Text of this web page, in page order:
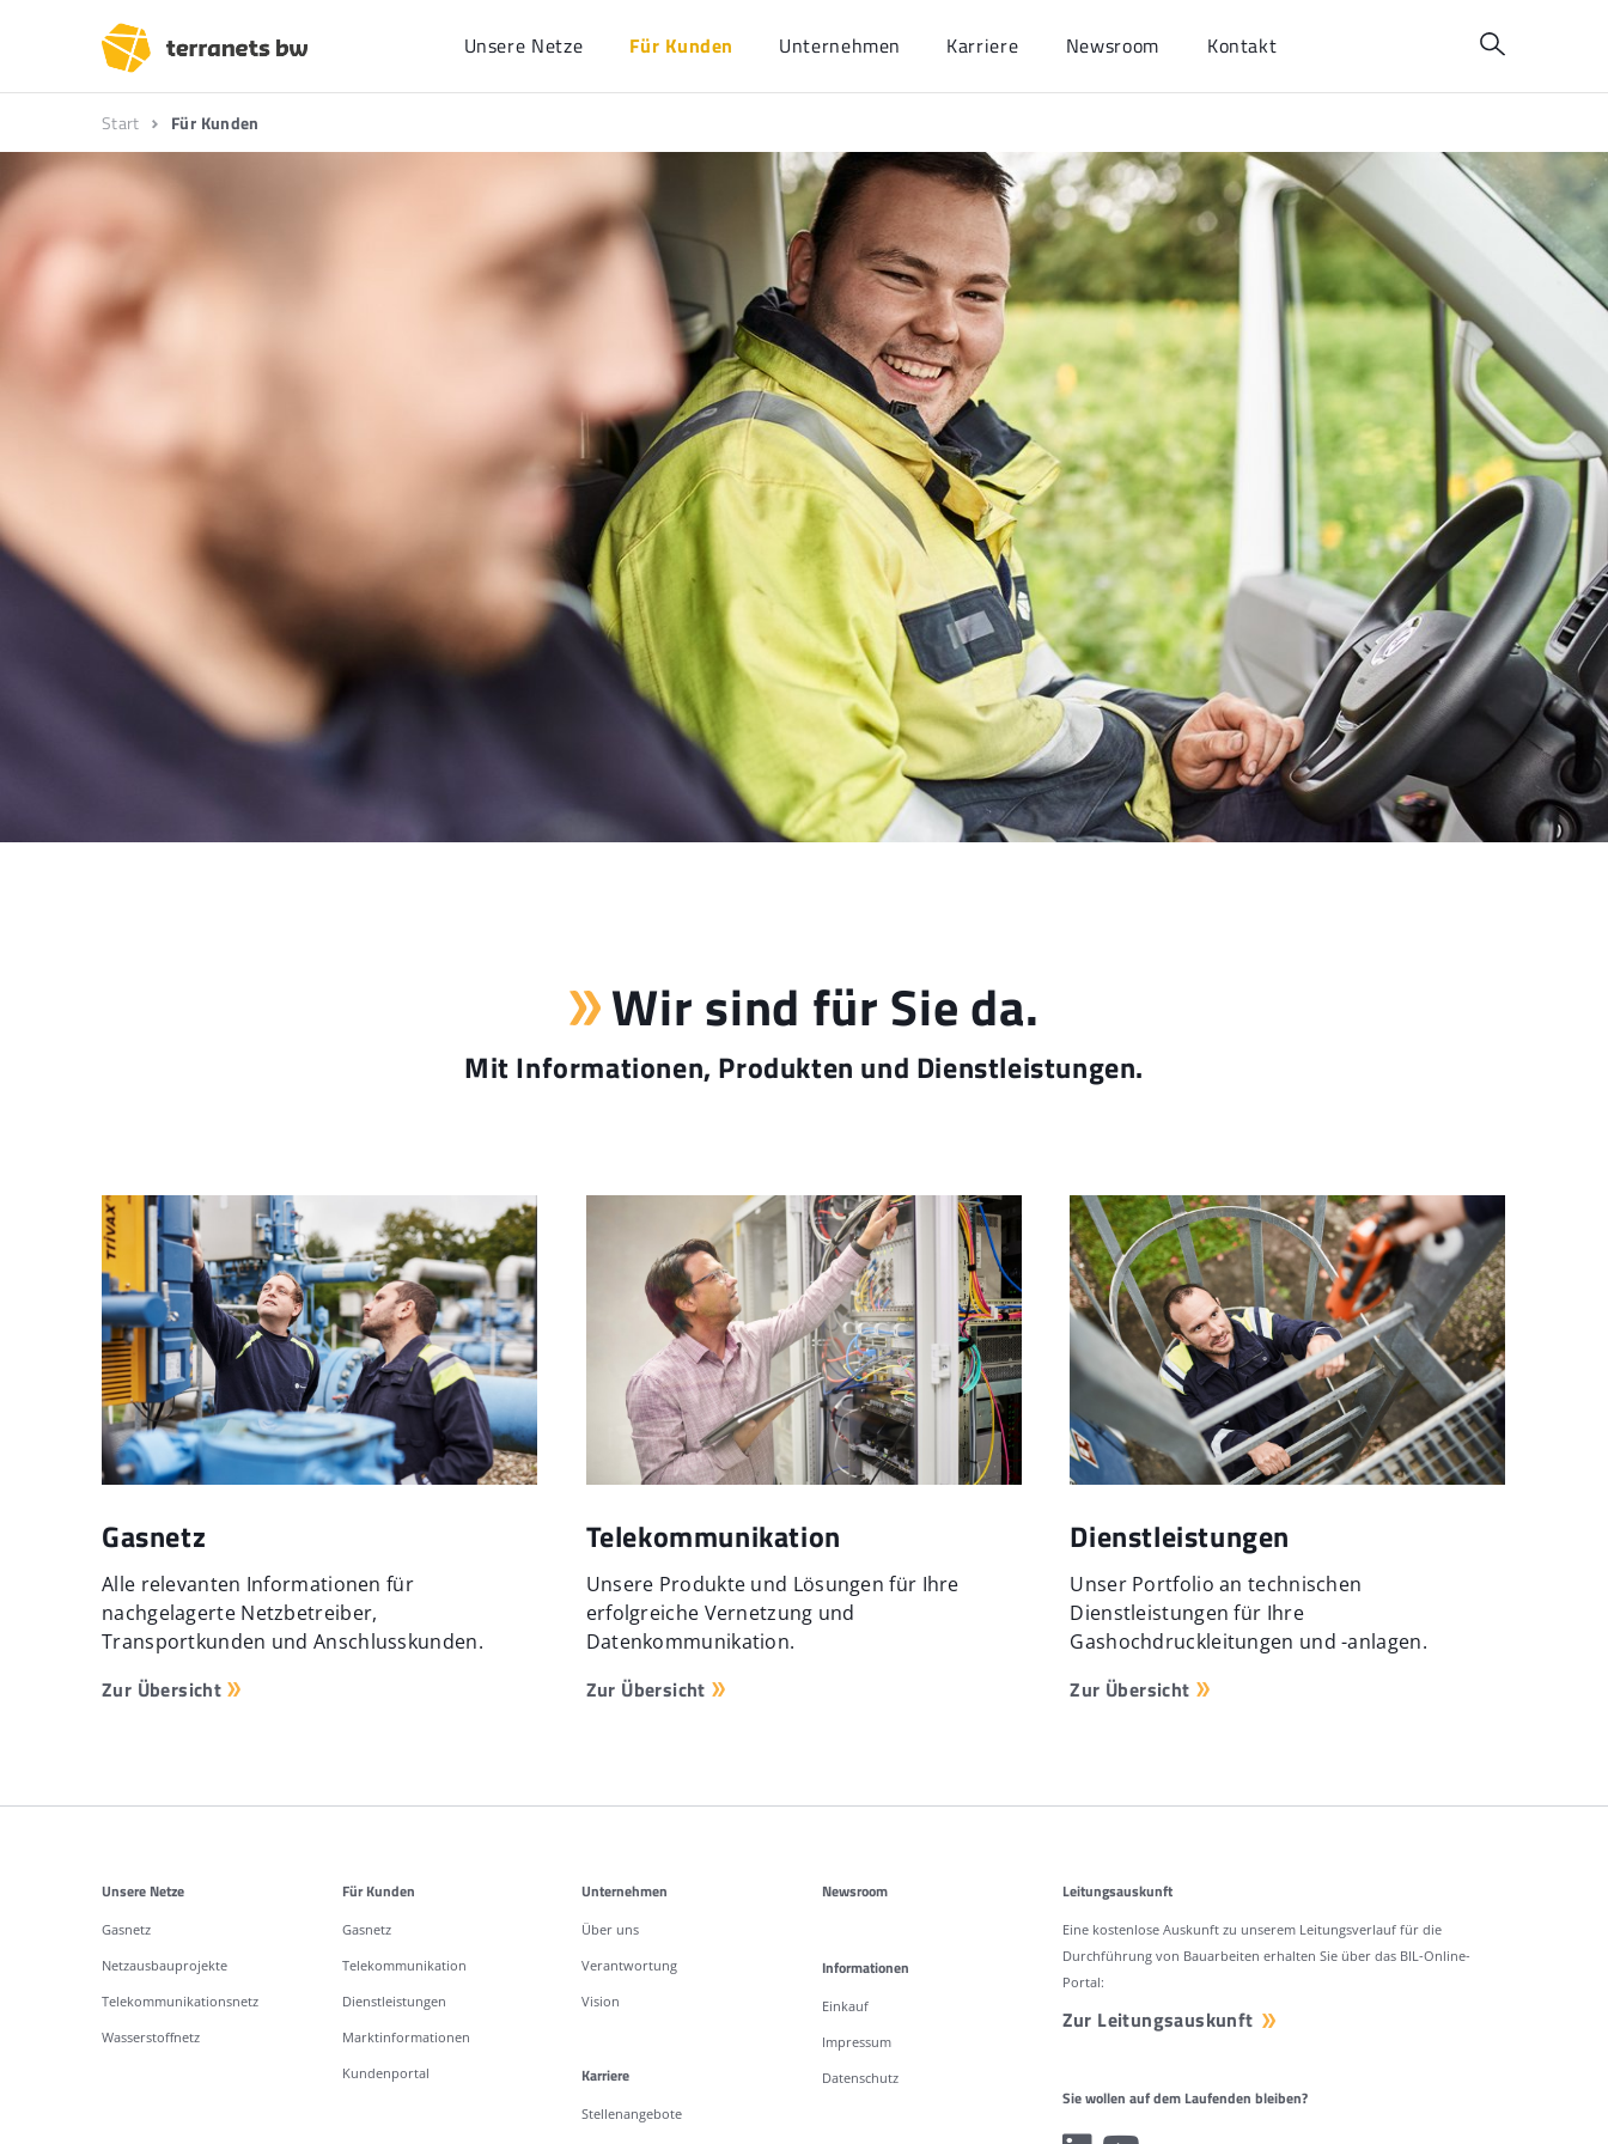
Unsere Netze Für Kunden Unternehmen Karriere Newsroom Kontakt
Start Für Kunden
Wir sind für Sie da.
Mit Informationen, Produkten und Dienstleistungen.
Gasnetz
Alle relevanten Informationen für
nachgelagerte Netzbetreiber,
Transportkunden und Anschlusskunden.
Zur Übersicht
Telekommunikation
Unsere Produkte und Lösungen für Ihre
erfolgreiche Vernetzung und
Datenkommunikation.
Zur Übersicht
Dienstleistungen
Unser Portfolio an technischen
Dienstleistungen für Ihre
Gashochdruckleitungen und -anlagen.
Zur Übersicht
Weitere Informationen
Unsere Netze
Gasnetz
Netzausbauprojekte
Telekommunikationsnetz
Wasserstoffnetz
Für Kunden
Gasnetz
Telekommunikation
Dienstleistungen
Marktinformationen
Kundenportal
Unternehmen
Über uns
Verantwortung
Vision
Karriere
Stellenangebote
Newsroom
Informationen
Einkauf
Impressum
Datenschutz
Leitungsauskunft
Eine kostenlose Auskunft zu unserem Leitungsverlauf für die
Durchführung von Bauarbeiten erhalten Sie über das BIL-Online-
Portal:
Zur Leitungsauskunft
Sie wollen auf dem Laufenden bleiben?